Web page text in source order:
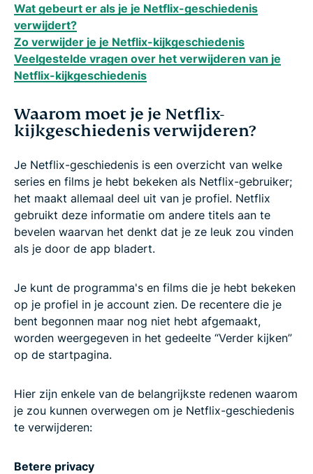
Wat gebeurt er als je je Netflix-geschiedenis
verwijdert?
Zo verwijder je je Netflix-kijkgeschiedenis
Veelgestelde vragen over het verwijderen van je
Netflix-kijkgeschiedenis
Waarom moet je je Netflix-
kijkgeschiedenis verwijderen?
Je Netflix-geschiedenis is een overzicht van welke
series en films je hebt bekeken als Netflix-gebruiker;
het maakt allemaal deel uit van je profiel. Netflix
gebruikt deze informatie om andere titels aan te
bevelen waarvan het denkt dat je ze leuk zou vinden
als je door de app bladert.
Je kunt de programma's en films die je hebt bekeken
op je profiel in je account zien. De recentere die je
bent begonnen maar nog niet hebt afgemaakt,
worden weergegeven in het gedeelte “Verder kijken”
op de startpagina.
Hier zijn enkele van de belangrijkste redenen waarom
je zou kunnen overwegen om je Netflix-geschiedenis
te verwijderen:
Betere privacy